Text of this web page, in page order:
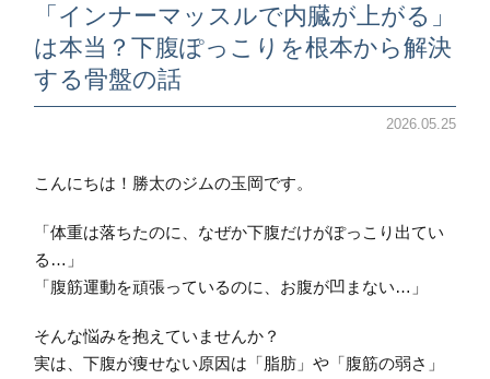
「インナーマッスルで内臓が上がる」
は本当？下腹ぽっこりを根本から解決
する骨盤の話
2026.05.25
こんにちは！勝太のジムの玉岡です。
「体重は落ちたのに、なぜか下腹だけがぽっこり出てい
る…」
「腹筋運動を頑張っているのに、お腹が凹まない…」
そんな悩みを抱えていませんか？
実は、下腹が痩せない原因は「脂肪」や「腹筋の弱さ」